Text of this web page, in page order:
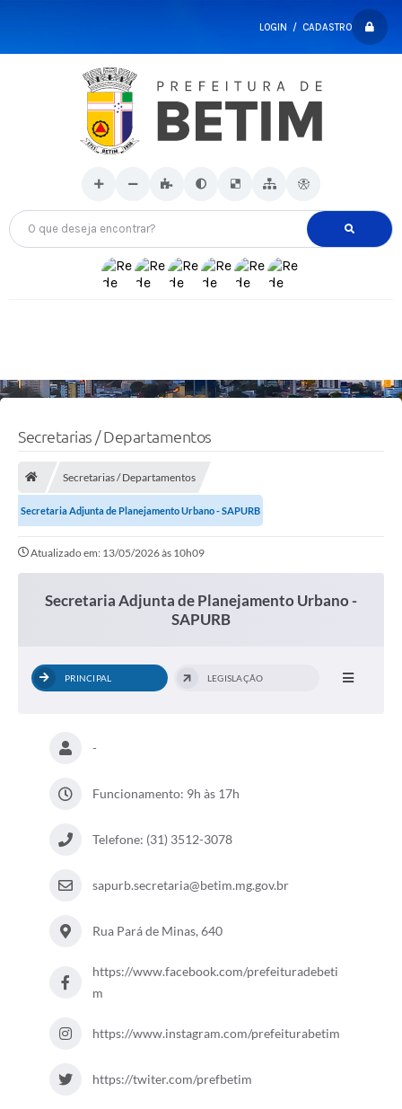
LOGIN / CADASTRO
O que deseja encontrar?
Secretarias / Departamentos
Secretarias / Departamentos
Secretaria Adjunta de Planejamento Urbano - SAPURB
Atualizado em: 13/05/2026 às 10h09
Secretaria Adjunta de Planejamento Urbano -
SAPURB
PRINCIPAL LEGISLAÇÃO
-
Funcionamento: 9h às 17h
Telefone: (31) 3512-3078
sapurb.secretaria@betim.mg.gov.br
Rua Pará de Minas, 640
https://www.facebook.com/prefeituradebeti
m
https://www.instagram.com/prefeiturabetim
https://twiter.com/prefbetim